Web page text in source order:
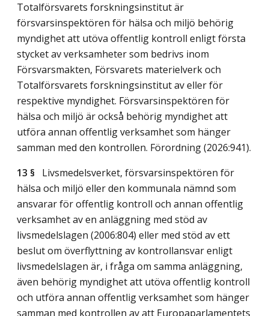
Totalförsvarets forskningsinstitut är
försvarsinspektören för hälsa och miljö behörig
myndighet att utöva offentlig kontroll enligt första
stycket av verksamheter som bedrivs inom
Försvarsmakten, Försvarets materielverk och
Totalförsvarets forskningsinstitut av eller för
respektive myndighet. Försvarsinspektören för
hälsa och miljö är också behörig myndighet att
utföra annan offentlig verksamhet som hänger
samman med den kontrollen. Förordning (2026:941).
13 § Livsmedelsverket, försvarsinspektören för
hälsa och miljö eller den kommunala nämnd som
ansvarar för offentlig kontroll och annan offentlig
verksamhet av en anläggning med stöd av
livsmedelslagen (2006:804) eller med stöd av ett
beslut om överflyttning av kontrollansvar enligt
livsmedelslagen är, i fråga om samma anläggning,
även behörig myndighet att utöva offentlig kontroll
och utföra annan offentlig verksamhet som hänger
samman med kontrollen av att Europaparlamentets